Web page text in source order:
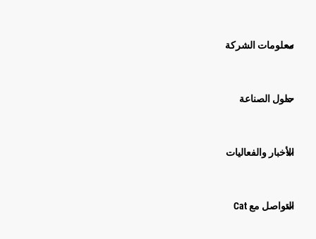
معلومات الشركة
حلول الصناعة
الأخبار والفعاليات
التواصل مع Cat